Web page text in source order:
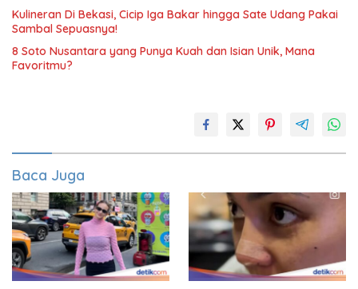
Kulineran Di Bekasi, Cicip Iga Bakar hingga Sate Udang Pakai
Sambal Sepuasnya!
8 Soto Nusantara yang Punya Kuah dan Isian Unik, Mana
Favoritmu?
Baca Juga